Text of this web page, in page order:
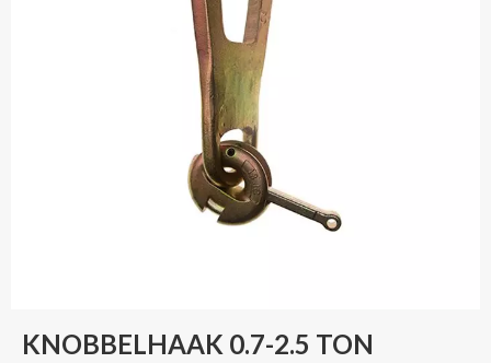
KNOBBELHAAK 0.7-2.5 TON